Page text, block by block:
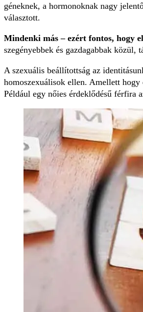
géneknek, a hormonoknak nagy
választott.
Mindenki más – ezért fontos, hogy
szegényebbek és gazdagabbak
A szexuális beállítottság az
homoszexuálisok ellen. Amellett hogy
Például egy nőies érdeklődésű férfira